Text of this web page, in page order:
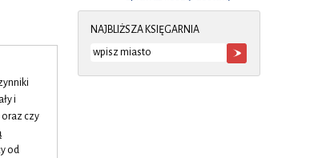
i
oraz czy
od
NAJBLIŻSZA KSIĘGARNIA